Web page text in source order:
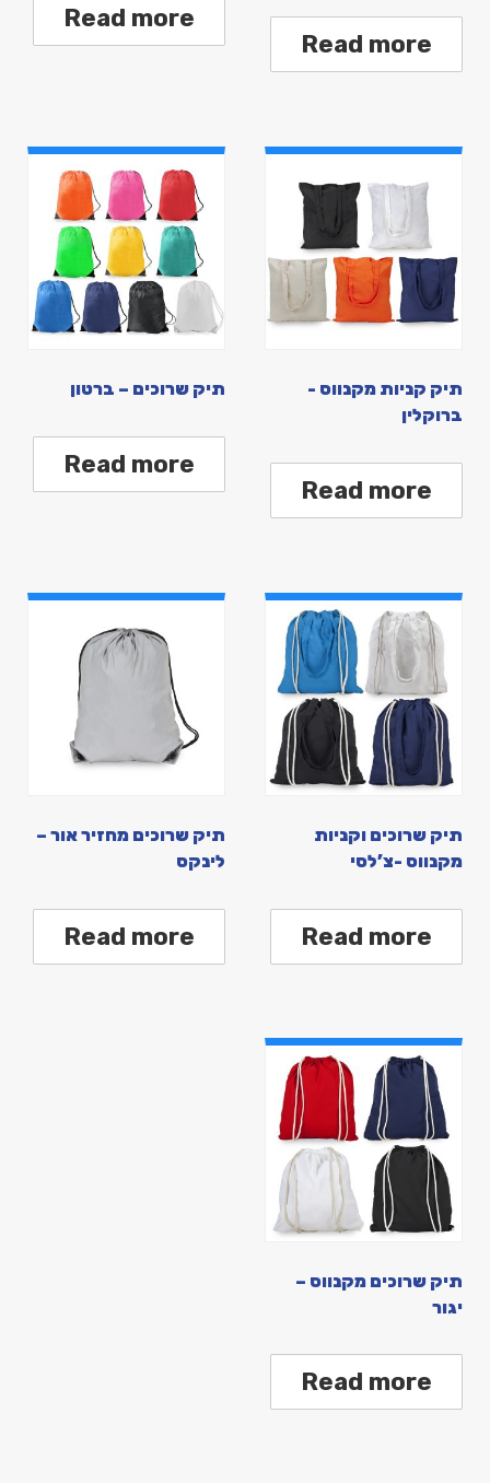
Read more
Read more
תיק קניות מקנווס -
ברוקלין
Read more
תיק שרוכים – ברטון
Read more
תיק שרוכים וקניות
מקנווס -צ’לסי
Read more
תיק שרוכים מחזיר אור –
לינקס
Read more
תיק שרוכים מקנווס –
יגור
Read more